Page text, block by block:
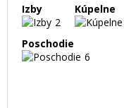
Izby
2
Kúpelne
Poschodie
6